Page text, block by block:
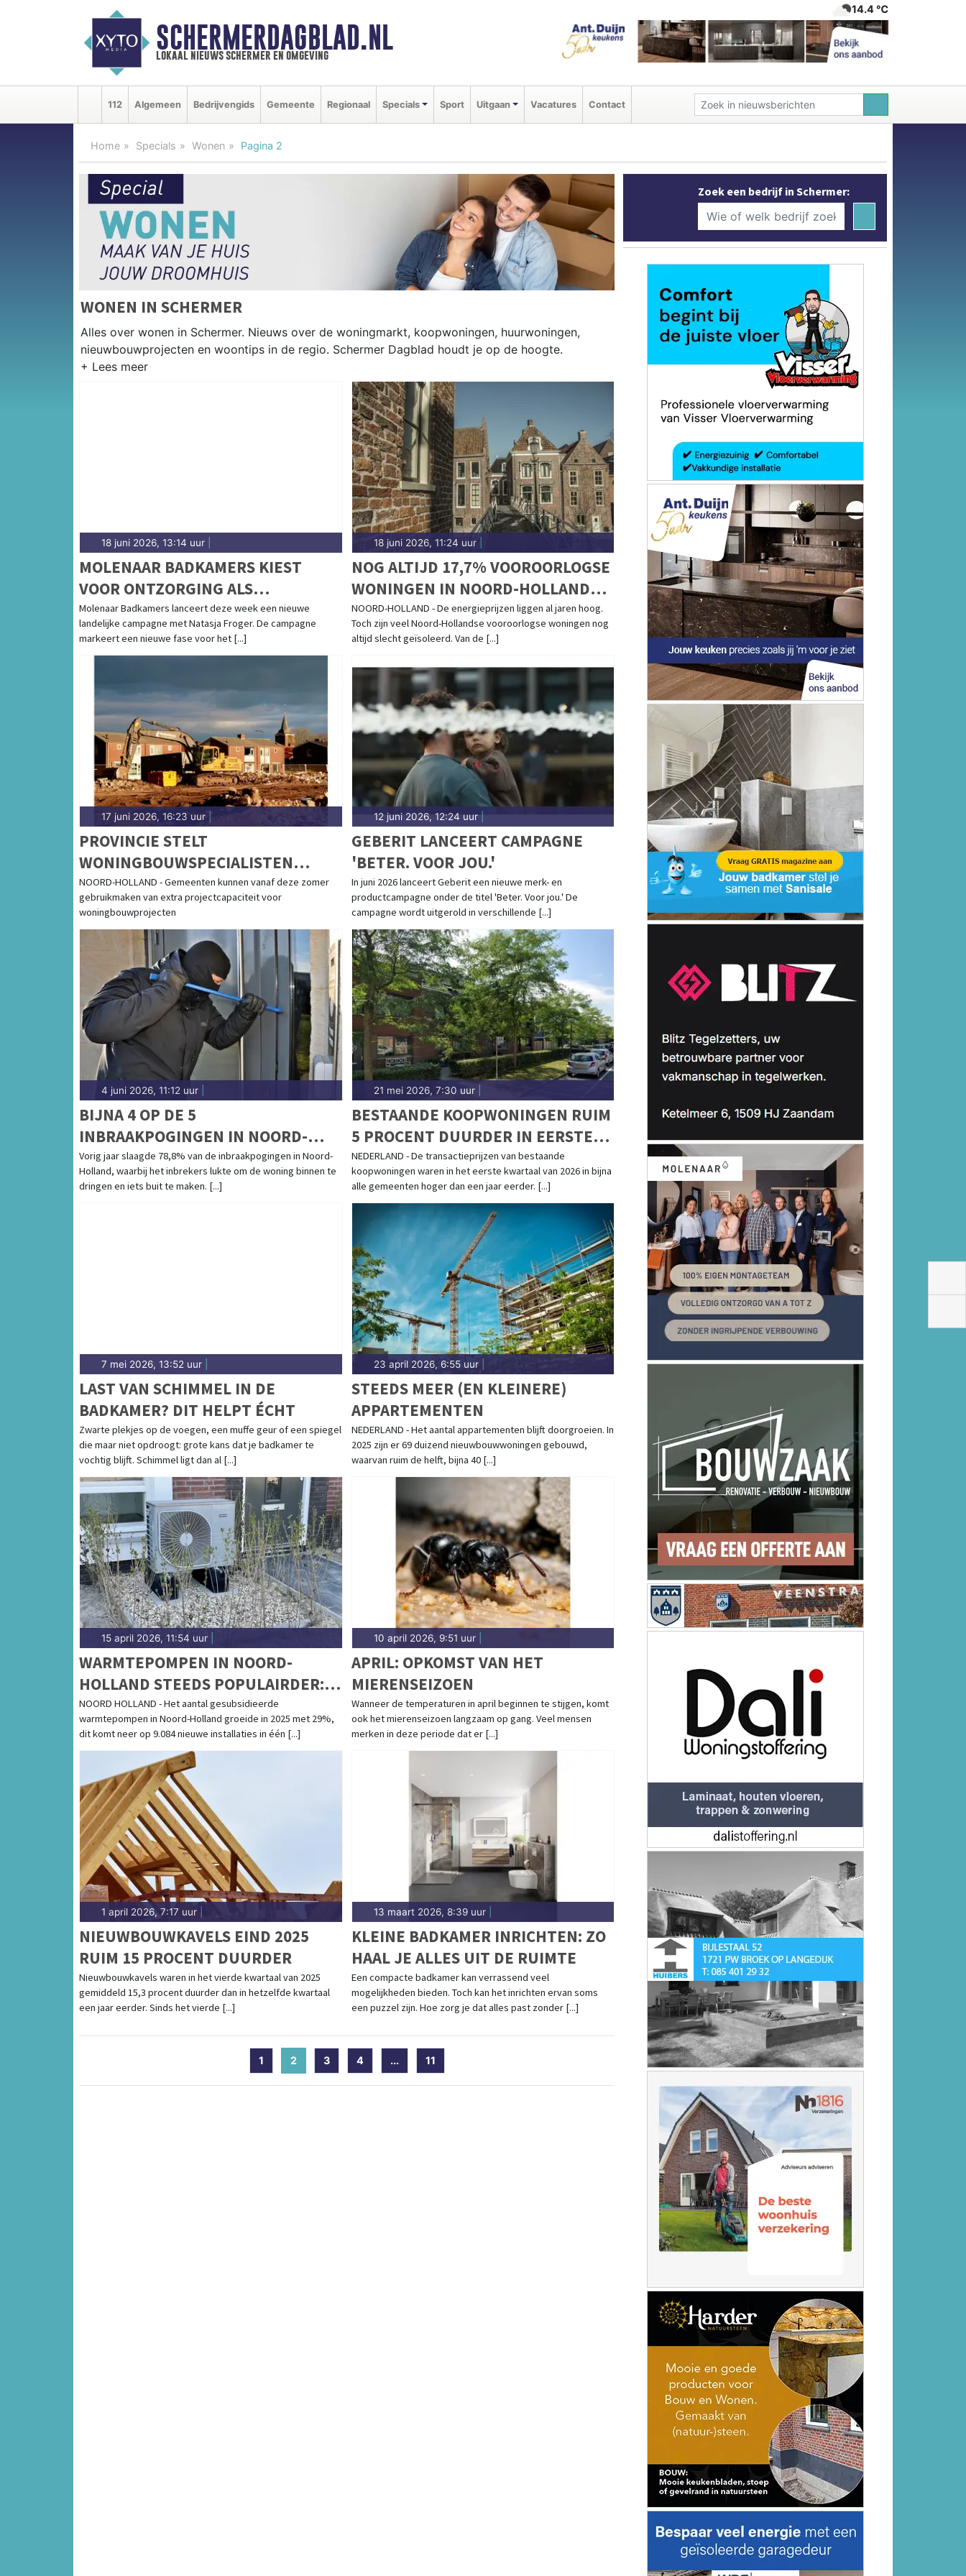
SCHERMERDAGBLAD.NL
lokaal nieuws schermer en omgeving
14.4 ℃
112 Algemeen Bedrijvengids Gemeente Regionaal Specials Sport Uitgaan Vacatures Contact
Home Specials Wonen Pagina 2
WONEN IN SCHERMER
Alles over wonen in Schermer. Nieuws over de woningmarkt, koopwoningen, huurwoningen,
nieuwbouwprojecten en woontips in de regio. Schermer Dagblad houdt je op de hoogte.
18 juni 2026, 13:14 uur
MOLENAAR BADKAMERS KIEST
VOOR ONTZORGING ALS
MERKBELOFTE IN NIEUWE
CAMPAGNE MET NATASJA FROGER
Molenaar Badkamers lanceert deze week een nieuwe
landelijke campagne met Natasja Froger. De campagne
markeert een nieuwe fase voor het [...]
18 juni 2026, 11:24 uur|
NOG ALTIJD 17,7% VOOROORLOGSE
WONINGEN IN NOORD-HOLLAND
SLECHT GEÏSOLEERD
NOORD-HOLLAND - De energieprijzen liggen al jaren hoog.
Toch zijn veel Noord-Hollandse vooroorlogse woningen nog
altijd slecht geïsoleerd. Van de [...]
17 juni 2026, 16:23 uur
PROVINCIE STELT
WONINGBOUWSPECIALISTEN
BESCHIKBAAR VOOR GEMEENTEN
NOORD-HOLLAND - Gemeenten kunnen vanaf deze zomer
gebruikmaken van extra projectcapaciteit voor
woningbouwprojecten
12 juni 2026, 12:24 uur|
GEBERIT LANCEERT CAMPAGNE
'BETER. VOOR JOU.'
In juni 2026 lanceert Geberit een nieuwe merk- en
productcampagne onder de titel 'Beter. Voor jou.' De
campagne wordt uitgerold in verschillende [...]
4 juni 2026, 11:12 uur
BIJNA 4 OP DE 5
INBRAAKPOGINGEN IN NOORD-
HOLLAND SUCCESVOL
Vorig jaar slaagde 78,8% van de inbraakpogingen in Noord-
Holland, waarbij het inbrekers lukte om de woning binnen te
dringen en iets buit te maken. [...]
21 mei 2026, 7:30 uur|
BESTAANDE KOOPWONINGEN RUIM
5 PROCENT DUURDER IN EERSTE
KWARTAAL
NEDERLAND - De transactieprijzen van bestaande
koopwoningen waren in het eerste kwartaal van 2026 in bijna
alle gemeenten hoger dan een jaar eerder. [...]
7 mei 2026, 13:52 uur
LAST VAN SCHIMMEL IN DE
BADKAMER? DIT HELPT ÉCHT
Zwarte plekjes op de voegen, een muffe geur of een spiegel
die maar niet opdroogt: grote kans dat je badkamer te
vochtig blijft. Schimmel ligt dan al [...]
23 april 2026, 6:55 uur|
STEEDS MEER (EN KLEINERE)
APPARTEMENTEN
NEDERLAND - Het aantal appartementen blijft doorgroeien. In
2025 zijn er 69 duizend nieuwbouwwoningen gebouwd,
waarvan ruim de helft, bijna 40 [...]
15 april 2026, 11:54 uur
WARMTEPOMPEN IN NOORD-
HOLLAND STEEDS POPULAIRDER:
29% GROEI IN 2025
NOORD HOLLAND - Het aantal gesubsidieerde
warmtepompen in Noord-Holland groeide in 2025 met 29%,
dit komt neer op 9.084 nieuwe installaties in één [...]
10 april 2026, 9:51 uur|
APRIL: OPKOMST VAN HET
MIERENSEIZOEN
Wanneer de temperaturen in april beginnen te stijgen, komt
ook het mierenseizoen langzaam op gang. Veel mensen
merken in deze periode dat er [...]
1 april 2026, 7:17 uur
NIEUWBOUWKAVELS EIND 2025
RUIM 15 PROCENT DUURDER
Nieuwbouwkavels waren in het vierde kwartaal van 2025
gemiddeld 15,3 procent duurder dan in hetzelfde kwartaal
een jaar eerder. Sinds het vierde [...]
13 maart 2026, 8:39 uur|
KLEINE BADKAMER INRICHTEN: ZO
HAAL JE ALLES UIT DE RUIMTE
Een compacte badkamer kan verrassend veel
mogelijkheden bieden. Toch kan het inrichten ervan soms
een puzzel zijn. Hoe zorg je dat alles past zonder [...]
1 2(current)
3 4 ... 11
Zoek een bedrijf in Schermer: